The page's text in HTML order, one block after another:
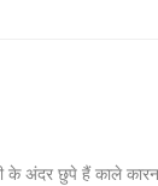
के अंदर छुपे हैं काले